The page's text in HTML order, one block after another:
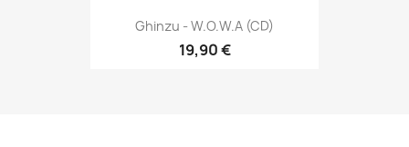
Ghinzu - W.O.W.A (CD)
19,90 €